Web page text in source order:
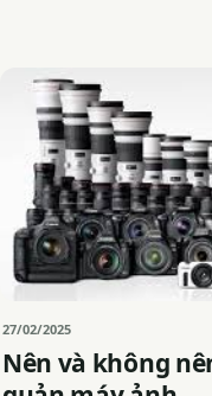
27/02/2025
Nên và không